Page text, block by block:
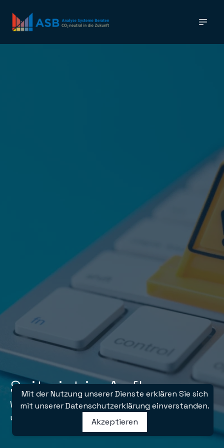
Seite ist im Aufbau
Wir arbeiten daran, Ihnen einen Einblick in
unsere Projektbeispiele zu geben
Mit der Nutzung unserer Dienste erklären Sie sich
mit unserer Datenschutzerklärung einverstanden.
Akzeptieren